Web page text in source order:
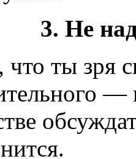
3. Не
ты зря
—